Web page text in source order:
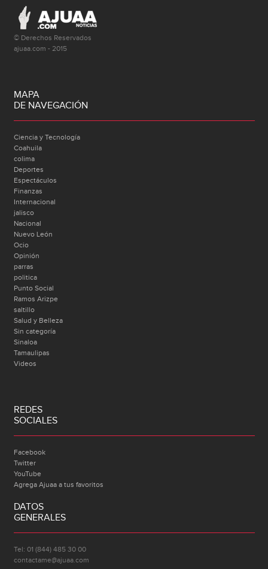
© Derechos Reservados
ajuaa.com - 2015
MAPA
DE NAVEGACIÓN
Ciencia y Tecnología
Coahuila
colima
Deportes
Espectáculos
Finanzas
Internacional
jalisco
Nacional
Nuevo León
Ocio
Opinión
parras
politica
Punto Social
Ramos Arizpe
saltillo
Salud y Belleza
Sin categoría
Sinaloa
Tamaulipas
Videos
REDES
SOCIALES
Facebook
Twitter
YouTube
Agrega Ajuaa a tus favoritos
DATOS
GENERALES
Tel: 01 (844) 485 30 00
contactame@ajuaa.com